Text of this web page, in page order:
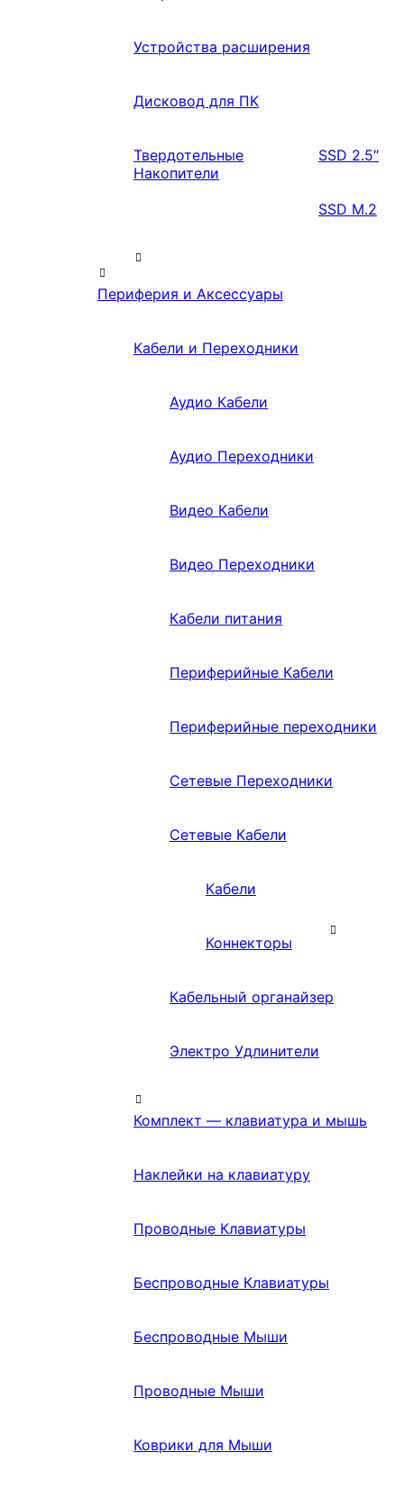
Устройства расширения
Дисковод для ПК
Твердотельные
Накопители
SSD 2.5″
SSD M.2
Периферия и Аксессуары
Кабели и Переходники
Аудио Кабели
Аудио Переходники
Видео Кабели
Видео Переходники
Кабели питания
Периферийные Кабели
Периферийные переходники
Сетевые Переходники
Сетевые Кабели
Кабели
Коннекторы
Кабельный органайзер
Электро Удлинители
Комплект — клавиатура и мышь
Наклейки на клавиатуру
Проводные Клавиатуры
Беспроводные Клавиатуры
Беспроводные Мыши
Проводные Мыши
Коврики для Мыши